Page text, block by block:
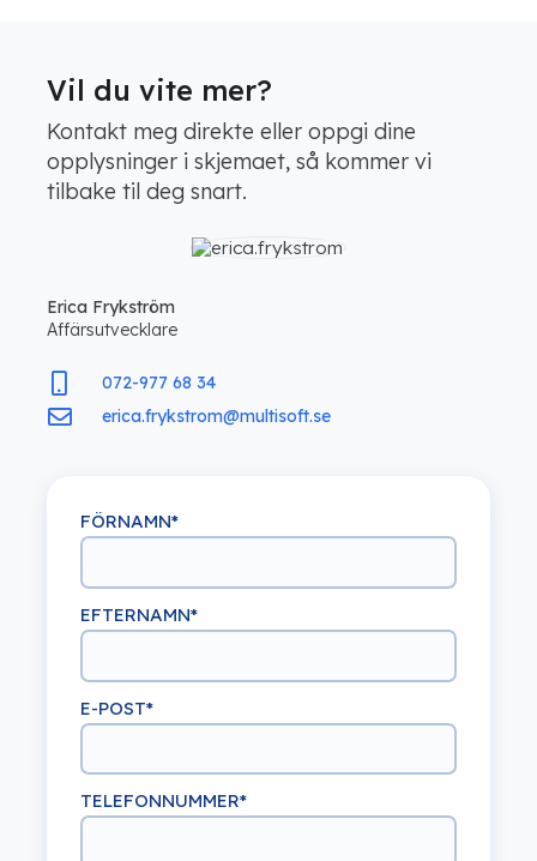
Vil du vite mer?
Kontakt meg direkte eller oppgi dine
opplysninger i skjemaet, så kommer vi
tilbake til deg snart.
Erica Frykström
Affärsutvecklare
072-977 68 34
erica.frykstrom@multisoft.se
FÖRNAMN*
EFTERNAMN*
E-POST*
TELEFONNUMMER*